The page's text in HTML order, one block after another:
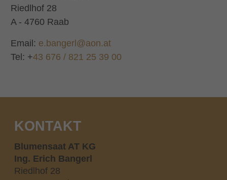
Riedlhof 28
A - 4760 Raab
Email: e.bangerl@aon.at
Tel: +43 676 / 821 25 39 00
KONTAKT
Blumensaat AT KG
Ing. Erich Bangerl
Riedlhof 28